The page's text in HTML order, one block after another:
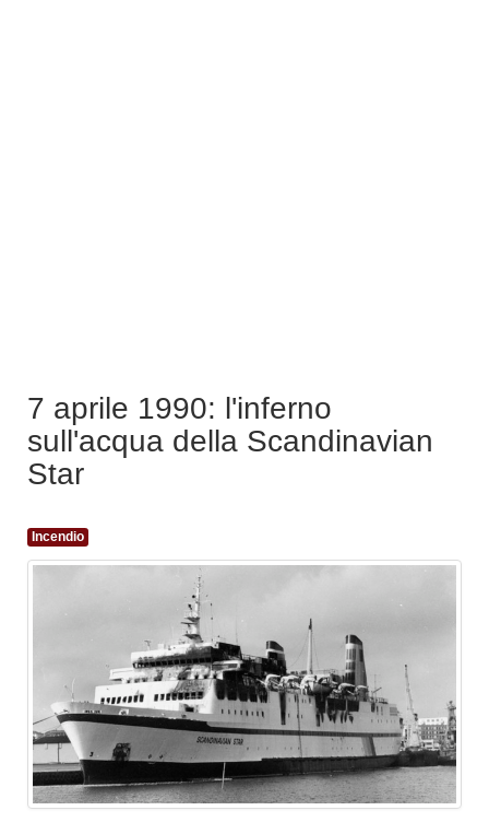
7 aprile 1990: l'inferno
sull'acqua della Scandinavian
Star
Incendio